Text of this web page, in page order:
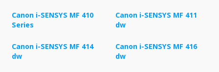
Canon i-SENSYS MF 410
Series
Canon i-SENSYS MF 411
dw
Canon i-SENSYS MF 414
dw
Canon i-SENSYS MF 416
dw